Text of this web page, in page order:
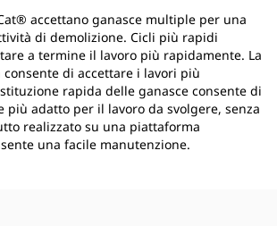
accettano ganasce multiple per una
di demolizione. Cicli più rapidi
a termine il lavoro più rapidamente. La
di accettare i lavori più
rapida delle ganasce consente di
più adatto per il lavoro da svolgere, senza
realizzato su una piattaforma
una facile manutenzione.